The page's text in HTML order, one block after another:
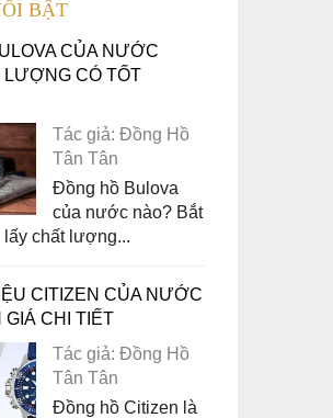
BẬT
CỦA NƯỚC
LƯỢNG CÓ TỐT
Tác giả: Đồng Hồ
Tân Tân
Đồng hồ Bulova
của nước nào? Bắt
lấy chất lượng...
CITIZEN CỦA NƯỚC
CHI TIẾT
Tác giả: Đồng Hồ
Tân Tân
Đồng hồ Citizen là